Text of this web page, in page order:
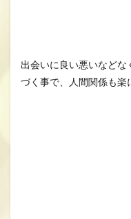
出会いに良い悪いなど
づく事で、人間関係も楽